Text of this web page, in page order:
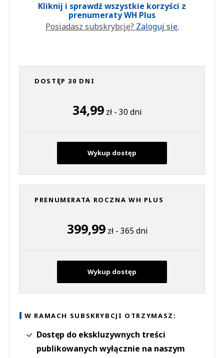
Kliknij i sprawdź wszystkie korzyści z
prenumeraty WH Plus
Posiadasz subskrybcję? Zaloguj się.
DOSTĘP 30 DNI
34,99 zł - 30 dni
Wykup dostęp
PRENUMERATA ROCZNA WH PLUS
399,99zł - 365 dni
Wykup dostęp
W RAMACH SUBSKRYBCJI OTRZYMASZ:
Dostęp do ekskluzywnych treści
publikowanych wyłącznie na naszym